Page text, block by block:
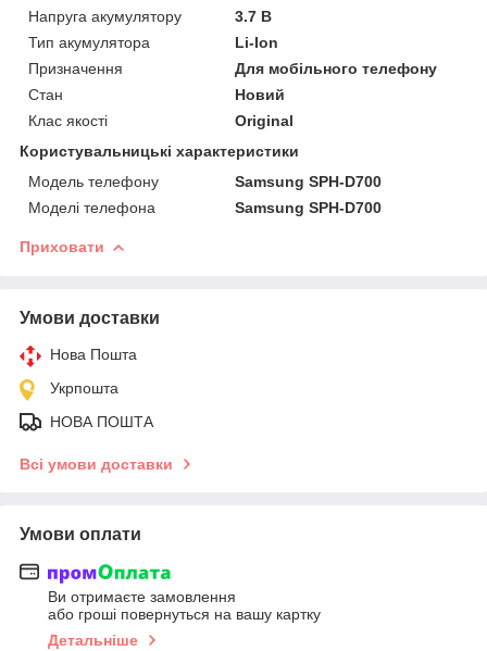
Напруга акумулятору
3.7 В
Тип акумулятора
Li-Ion
Призначення
Для мобільного телефону
Стан
Новий
Клас якості
Original
Користувальницькі характеристики
Модель телефону
Samsung SPH-D700
Моделі телефона
Samsung SPH-D700
Приховати
Умови доставки
Нова Пошта
Укрпошта
НОВА ПОШТА
Всі умови доставки
Умови оплати
Ви отримаєте замовлення
або гроші повернуться на вашу картку
Детальніше